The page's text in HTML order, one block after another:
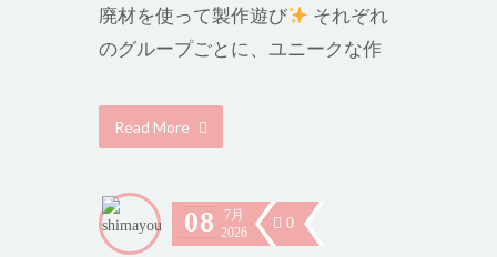
廃材を使って製作遊び
それぞれ
のグループごとに、ユニークな作
Read More
08
7月
2026
0